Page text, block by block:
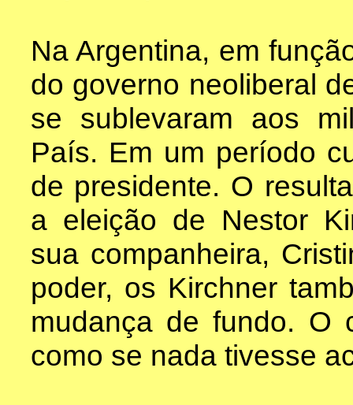
Na Argentina, em
do governo neoliberal
se sublevaram aos
País. Em um período
de presidente. O
a eleição de Nestor
sua companheira,
poder, os Kirchner
mudança de fundo. O
como se nada tivesse